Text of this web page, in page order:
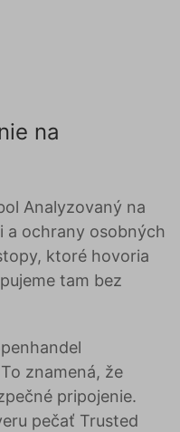
na
Analyzovaný na
a ochrany osobných
ktoré hovoria
tam bez
znamená, že
pripojenie.
pečať Trusted